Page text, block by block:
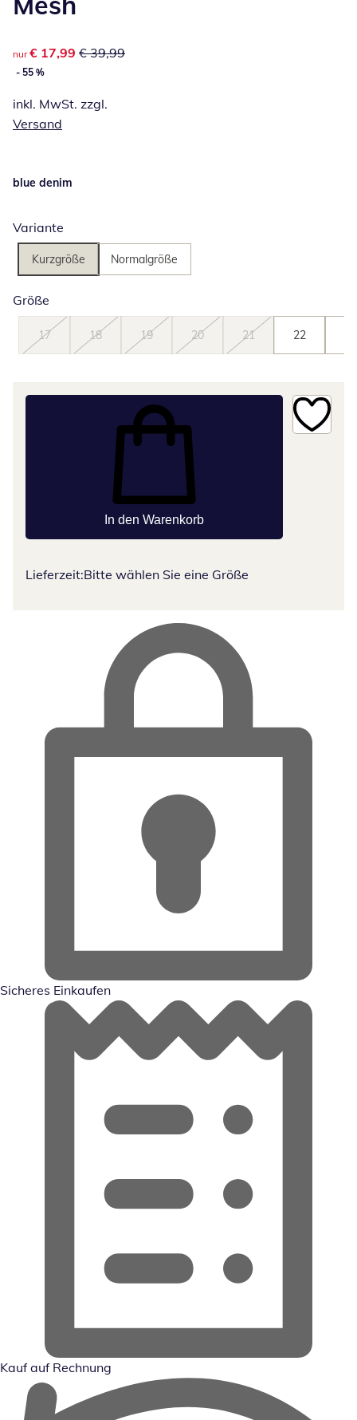
reduzierter Preis € 17,99, vorheriger Preis: € 39,99
nur € 17,99 € 39,99
- 55 %
inkl. MwSt. zzgl.
Versand
blue denim
Variante
Kurzgröße Normalgröße
Größe
17 18 19 20 21 22
In den Warenkorb
Lieferzeit:Bitte wählen Sie eine Größe
Sicheres Einkaufen
Kauf auf Rechnung